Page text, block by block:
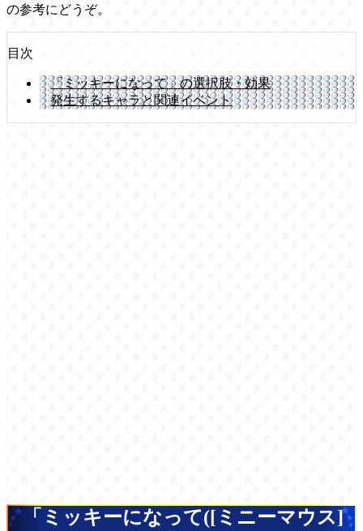
の参考にどうぞ。
目次
「ミッキーになって」の選択肢・効果
発生するキャラと関連イベント
「ミッキーになって([ミニーマウス]